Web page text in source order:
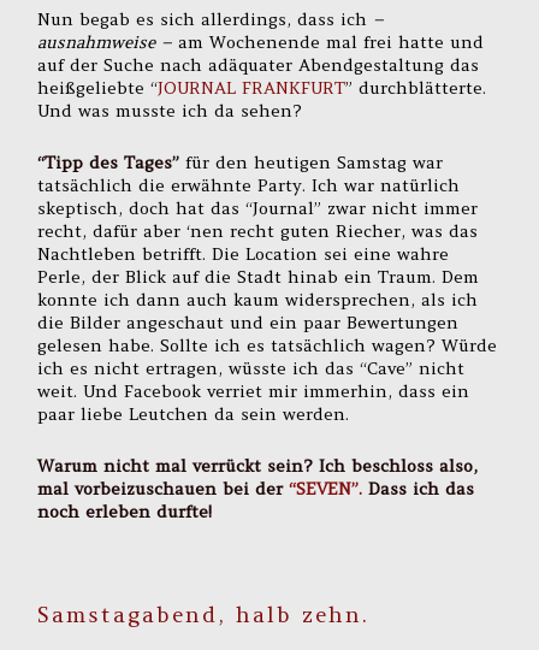
Nun begab es sich allerdings, dass ich –
ausnahmweise – am Wochenende mal frei hatte und
auf der Suche nach adäquater Abendgestaltung das
heißgeliebte “JOURNAL FRANKFURT” durchblätterte.
Und was musste ich da sehen?
“Tipp des Tages” für den heutigen Samstag war
tatsächlich die erwähnte Party. Ich war natürlich
skeptisch, doch hat das “Journal” zwar nicht immer
recht, dafür aber ‘nen recht guten Riecher, was das
Nachtleben betrifft. Die Location sei eine wahre
Perle, der Blick auf die Stadt hinab ein Traum. Dem
konnte ich dann auch kaum widersprechen, als ich
die Bilder angeschaut und ein paar Bewertungen
gelesen habe. Sollte ich es tatsächlich wagen? Würde
ich es nicht ertragen, wüsste ich das “Cave” nicht
weit. Und Facebook verriet mir immerhin, dass ein
paar liebe Leutchen da sein werden.
Warum nicht mal verrückt sein? Ich beschloss also,
mal vorbeizuschauen bei der“SEVEN”.Dass ich das
noch erleben durfte!
Samstagabend, halb zehn.